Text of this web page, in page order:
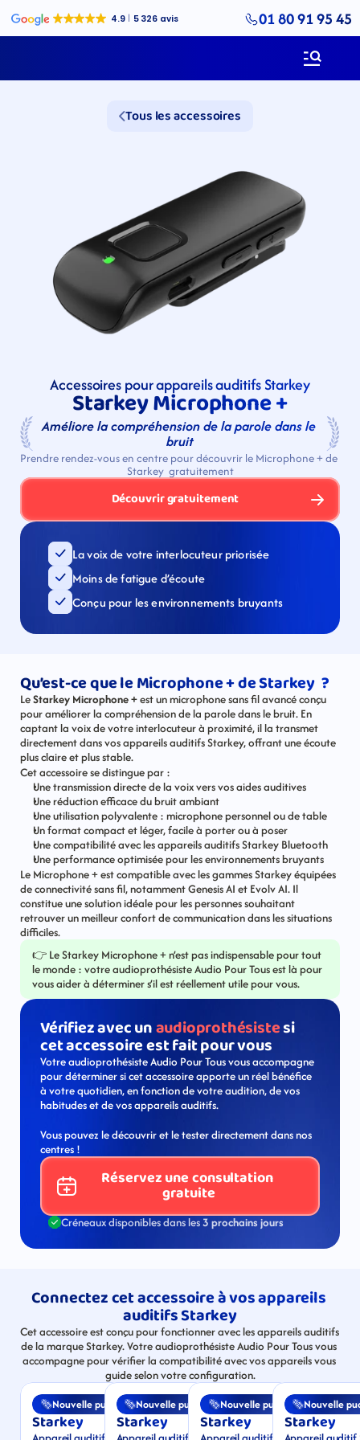
01 80 91 95 45
Tous les accessoires
Accessoires pour appareils auditifs Starkey
Starkey Microphone +
Améliore la compréhension de la parole dans le
bruit
Prendre rendez-vous en centre pour découvrir le Microphone + de
Starkey  gratuitement
Découvrir gratuitement
La voix de votre interlocuteur priorisée
Moins de fatigue d’écoute
Conçu pour les environnements bruyants
Qu’est-ce que le Microphone + de Starkey  ?
Le Starkey Microphone + est un microphone sans fil avancé conçu
pour améliorer la compréhension de la parole dans le bruit. En
captant la voix de votre interlocuteur à proximité, il la transmet
directement dans vos appareils auditifs Starkey, offrant une écoute
plus claire et plus stable.
Cet accessoire se distingue par :
Une transmission directe de la voix vers vos aides auditives
Une réduction efficace du bruit ambiant
Une utilisation polyvalente : microphone personnel ou de table
Un format compact et léger, facile à porter ou à poser
Une compatibilité avec les appareils auditifs Starkey Bluetooth
Une performance optimisée pour les environnements bruyants
Le Microphone + est compatible avec les gammes Starkey équipées
de connectivité sans fil, notamment Genesis AI et Evolv AI. Il
constitue une solution idéale pour les personnes souhaitant
retrouver un meilleur confort de communication dans les situations
difficiles.
👉 Le Starkey Microphone + n’est pas indispensable pour tout
le monde : votre audioprothésiste Audio Pour Tous est là pour
vous aider à déterminer s’il est réellement utile pour vous.
Vérifiez avec un audioprothésiste si
cet accessoire est fait pour vous
Votre audioprothésiste Audio Pour Tous vous accompagne
pour déterminer si cet accessoire apporte un réel bénéfice
à votre quotidien, en fonction de votre audition, de vos
habitudes et de vos appareils auditifs.
Vous pouvez le découvrir et le tester directement dans nos
centres !
Réservez une consultation
gratuite
Créneaux disponibles dans les 3 prochains jours
Connectez cet accessoire à vos appareils
auditifs Starkey
Cet accessoire est conçu pour fonctionner avec les appareils auditifs
de la marque Starkey. Votre audioprothésiste Audio Pour Tous vous
accompagne pour vérifier la compatibilité avec vos appareils vous
guide selon votre configuration.
Nouvelle puce
Starkey
Nouvelle puce
Starkey
Nouvelle puce
Starkey
Nouvelle
Starkey